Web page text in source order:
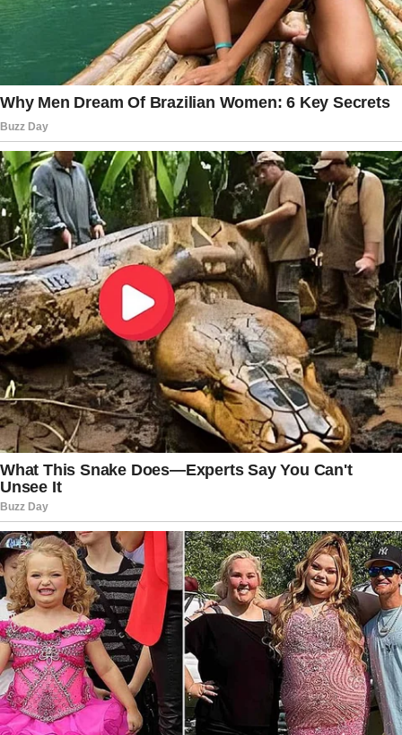
em prisão domiciliar pelos próximos 90 dias,
período em que seguirá submetido às mesmas
regras estabelecidas anteriormente. A
expectativa é que, ao final desse prazo, o
Supremo Tribunal Federal reavalie novamente a
situação, levando em consideração os relatórios
médicos atualizados e as informações
apresentadas pela defesa e pelos órgãos
responsáveis pelo acompanhamento do
cumprimento da medida.